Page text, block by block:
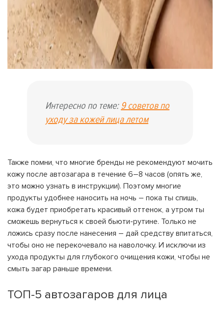
Интересно по теме:9 советов по
уходу за кожей лица летом
Также помни, что многие бренды не рекомендуют мочить
кожу после автозагара в течение 6–8 часов (опять же,
это можно узнать в инструкции). Поэтому многие
продукты удобнее наносить на ночь – пока ты спишь,
кожа будет приобретать красивый оттенок, а утром ты
сможешь вернуться к своей бьюти-рутине. Только не
ложись сразу после нанесения – дай средству впитаться,
чтобы оно не перекочевало на наволочку. И исключи из
ухода продукты для глубокого очищения кожи, чтобы не
смыть загар раньше времени.
ТОП-5 автозагаров для лица